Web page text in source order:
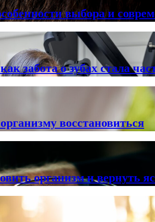
выбора и
забота о зубах стала
восстановиться
организм и вернуть